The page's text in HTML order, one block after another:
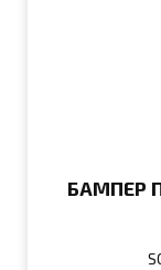
БАМПЕР